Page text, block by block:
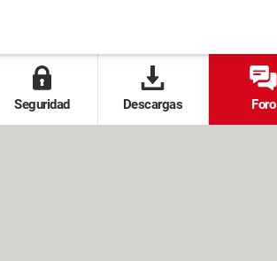
Seguridad Descargas Foro